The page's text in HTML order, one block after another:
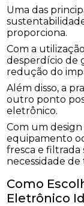
Uma das
proporciona.
Com a
desperdício de
redução do
Além disso, a
outro ponto
eletrônico.
Com um
equipamento
fresca e filtrada
necessidade
Como
Eletrônico